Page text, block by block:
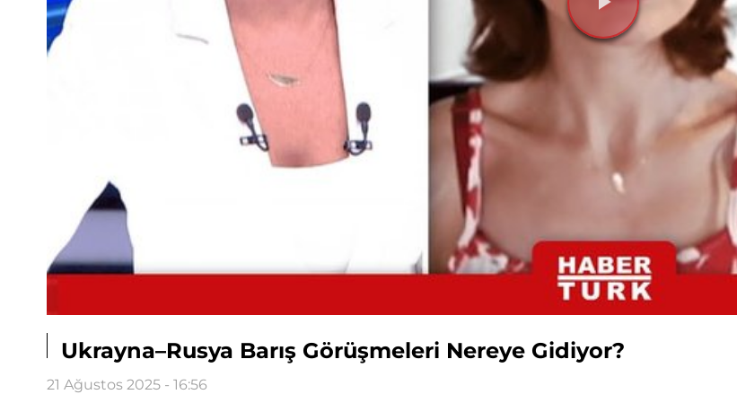
Videoyu
Oynat
Ukrayna–Rusya Barış Görüşmeleri Nereye Gidiyor?
21 Ağustos 2025 - 16:56